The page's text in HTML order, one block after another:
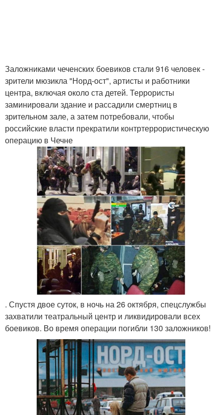
Заложниками чеченских боевиков стали 916 человек -
зрители мюзикла "Норд-ост", артисты и работники
центра, включая около ста детей. Террористы
заминировали здание и рассадили смертниц в
зрительном зале, а затем потребовали, чтобы
российские власти прекратили контртеррористическую
операцию в Чечне
. Спустя двое суток, в ночь на 26 октября, спецслужбы
захватили театральный центр и ликвидировали всех
боевиков. Во время операции погибли 130 заложников!